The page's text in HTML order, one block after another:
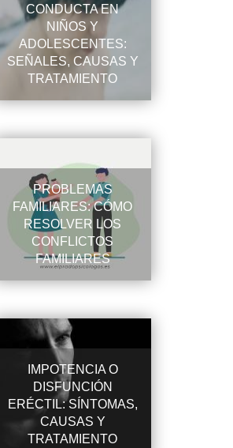
CONDUCTA EN
NIÑOS Y
ADOLESCENTES:
SEÑALES, CAUSAS Y
TRATAMIENTO
PROBLEMAS
FAMILIARES: CÓMO
RESOLVER LOS
CONFLICTOS
FAMILIARES
IMPOTENCIA O
DISFUNCIÓN
ERÉCTIL: SÍNTOMAS,
CAUSAS Y
TRATAMIENTO